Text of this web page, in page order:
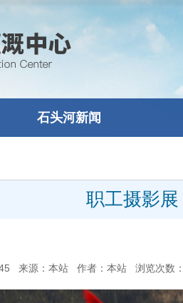
石头河新闻
职工摄影展
来源：本站 作者：本站 浏览次数：